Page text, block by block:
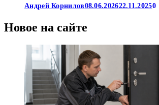
Андрей Корнилов08.06.202622.11.20250
Новое на сайте